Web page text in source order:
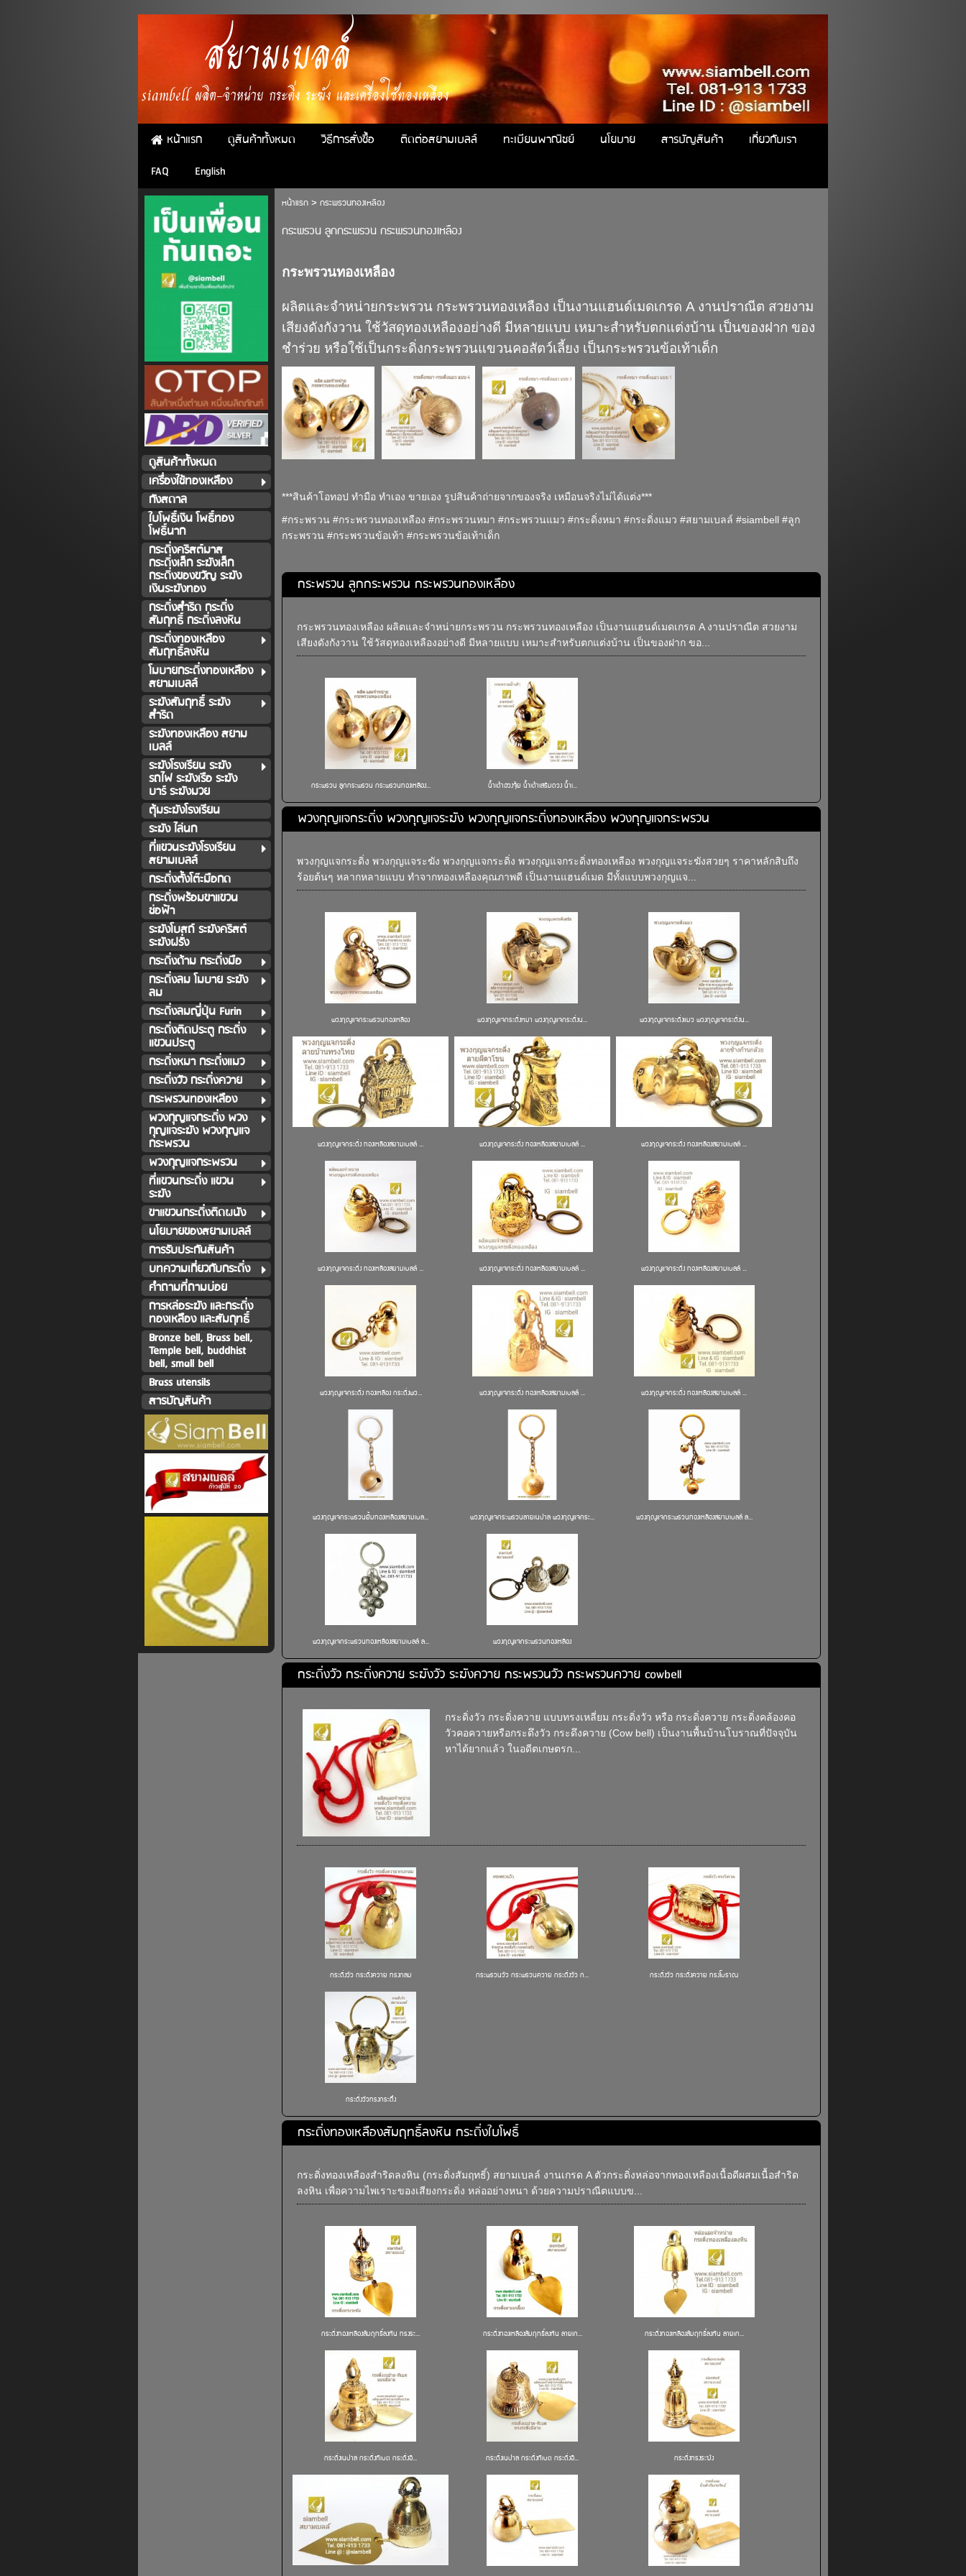
สยามเบลล์
siambell ผลิต-จำหน่าย กระดิ่ง ระฆัง และเครื่องใช้ทองเหลือง
หน้าแรก ดูสินค้าทั้งหมด วิธีการสั่งซื้อ ติดต่อสยามเบลล์ ทะเบียนพาณิชย์ นโยบาย สารบัญสินค้า
เกี่ยวกับเรา
FAQ
English
ดูสินค้าทั้งหมด
เครื่องใช้ทองเหลือง
กังสดาล
ใบโพธิ์เงิน โพธิ์ทอง
โพธิ์นาก
กระดิ่งคริสต์มาส
กระดิ่งเล็ก ระฆังเล็ก
กระดิ่งของขวัญ ระฆัง
เงินระฆังทอง
กระดิ่งสำริด กระดิ่ง
สัมฤทธิ์ กระดิ่งลงหิน
กระดิ่งทองเหลือง
สัมฤทธิ์ลงหิน
โมบายกระดิ่งทองเหลือง
สยามเบลล์
ระฆังสัมฤทธิ์ ระฆัง
สำริด
ระฆังทองเหลือง สยาม
เบลล์
ระฆังโรงเรียน ระฆัง
รถไฟ ระฆังเรือ ระฆัง
บาร์ ระฆังมวย
ตุ้มระฆังโรงเรียน
ระฆัง ไล่นก
ที่แขวนระฆังโรงเรียน
สยามเบลล์
กระดิ่งตั้งโต๊ะมือกด
กระดิ่งพร้อมขาแขวน
ช่อฟ้า
ระฆังโบสถ์ ระฆังคริสต์
ระฆังฝรั่ง
กระดิ่งด้าม กระดิ่งมือ
กระดิ่งลม โมบาย ระฆัง
ลม
กระดิ่งลมญี่ปุ่น Furin
กระดิ่งติดประตู กระดิ่ง
แขวนประตู
กระดิ่งหมา กระดิ่งแมว
กระดิ่งวัว กระดิ่งควาย
กระพรวนทองเหลือง
พวงกุญแจกระดิ่ง พวง
กุญแจระฆัง พวงกุญแจ
กระพรวน
พวงกุญแจกระพรวน
ที่แขวนกระดิ่ง แขวน
ระฆัง
ขาแขวนกระดิ่งติดผนัง
นโยบายของสยามเบลล์
การรับประกันสินค้า
บทความเกี่ยวกับกระดิ่ง
คำถามที่ถามบ่อย
การหล่อระฆัง และกระดิ่ง
ทองเหลืิอง และสัมฤทธิ์
Bronze bell, Brass bell,
Temple bell, buddhist
bell, small bell
Brass utensils
สารบัญสินค้า
หน้าแรก> กระพรวนทองเหลือง
กระพรวน ลูกกระพรวน กระพรวนทองเหลือง
กระพรวนทองเหลือง
ผลิตและจำหน่ายกระพรวน กระพรวนทองเหลือง เป็นงานแฮนด์เมดเกรด A งานปราณีต สวยงาม
เสียงดังกังวาน ใช้วัสดุทองเหลืองอย่างดี มีหลายแบบ เหมาะสำหรับตกแต่งบ้าน เป็นของฝาก ของ
ชำร่วย หรือใช้เป็นกระดิ่งกระพรวนแขวนคอสัตว์เลี้ยง เป็นกระพรวนข้อเท้าเด็ก
***สินค้าโอทอป ทำมือ ทำเอง ขายเอง รูปสินค้าถ่ายจากของจริง เหมือนจริงไม่ได้แต่ง***
#กระพรวน #กระพรวนทองเหลือง #กระพรวนหมา #กระพรวนแมว #กระดิ่งหมา #กระดิ่งแมว #สยามเบลล์ #siambell #ลูก
กระพรวน #กระพรวนข้อเท้า #กระพรวนข้อเท้าเด็ก
กระพรวน ลูกกระพรวน กระพรวนทองเหลือง
กระพรวนทองเหลือง ผลิตและจำหน่ายกระพรวน กระพรวนทองเหลือง เป็นงานแฮนด์เมดเกรด A งานปราณีต สวยงาม
เสียงดังกังวาน ใช้วัสดุทองเหลืองอย่างดี มีหลายแบบ เหมาะสำหรับตกแต่งบ้าน เป็นของฝาก ขอ...
กระพรวน ลูกกระพรวน กระพรวนทองเหลือง... น้ำเต้าฮวงจุ้ย น้ำเต้าเสริมดวง น้ำเ...
พวงกุญแจกระดิ่ง พวงกุญแจระฆัง พวงกุญแจกระดิ่งทองเหลือง พวงกุญแจกระพรวน
พวงกุญแจกระดิ่ง พวงกุญแจระฆัง พวงกุญแจกระดิ่ง พวงกุญแจกระดิ่งทองเหลือง พวงกุญแจระฆังสวยๆ ราคาหลักสิบถึง
ร้อยต้นๆ หลากหลายแบบ ทำจากทองเหลืองคุณภาพดี เป็นงานแฮนด์เมด มีทั้งแบบพวงกุญแจ...
พวงกุญแจกระพรวนทองเหลือง พวงกุญแจกระดิ่งหมา พวงกุญแจกระดิ่งน... พวงกุญแจกระดิ่งแมว พวงกุญแจกระดิ่งน...
พวงกุญแจกระดิ่ง ทองเหลืองสยามเบลล์ ... พวงกุญแจกระดิ่ง ทองเหลืองสยามเบลล์ ... พวงกุญแจกระดิ่ง ทองเหลืองสยามเบลล์ ...
พวงกุญแจกระดิ่ง ทองเหลืองสยามเบลล์ ... พวงกุญแจกระดิ่ง ทองเหลืองสยามเบลล์ ... พวงกุญแจกระดิ่ง ทองเหลืองสยามเบลล์ ...
พวงกุญแจกระดิ่ง ทองเหลือง กระดิ่งพว... พวงกุญแจกระดิ่ง ทองเหลืองสยามเบลล์ ... พวงกุญแจกระดิ่ง ทองเหลืองสยามเบลล์ ...
พวงกุญแจกระพรวนยิ้มทองเหลืองสยามเบล... พวงกุญแจกระพรวนลายเนปาล พวงกุญแจกระ... พวงกุญแจกระพรวนทองเหลืองสยามเบลล์ ล...
พวงกุญแจกระพรวนทองเหลืองสยามเบลล์ ล... พวงกุญแจกระพรวนทองเหลือง
กระดิ่งวัว กระดิ่งควาย ระฆังวัว ระฆังควาย กระพรวนวัว กระพรวนควาย cowbell
กระดิ่งวัว กระดิ่งควาย แบบทรงเหลี่ยม กระดิ่งวัว หรือ กระดิ่งควาย กระดิ่งคล้องคอ
วัวคอควายหรือกระดึงวัว กระดึงควาย (Cow bell) เป็นงานพื้นบ้านโบราณที่ปัจจุบัน
หาได้ยากแล้ว ในอดีตเกษตรก...
กระดิ่งวัว กระดิ่งควาย ทรงกลม กระพรวนวัว กระพรวนควาย กระดิ่งวัว ก... กระดิ่งวัว กระดิ่งควาย ทรงโบราณ
กระดิ่งวัวทรงกระดึง
กระดิ่งทองเหลืองสัมฤทธิ์ลงหิน กระดิ่งใบโพธิ์
กระดิ่งทองเหลืองสำริดลงหิน (กระดิ่งสัมฤทธิ์) สยามเบลล์ งานเกรด A ตัวกระดิ่งหล่อจากทองเหลืองเนื้อดีผสมเนื้อสำริด
ลงหิน เพื่อความไพเราะของเสียงกระดิ่ง หล่ออย่างหนา ด้วยความปราณีตแบบข...
กระดิ่งทองเหลืองสัมฤทธิ์ลงหิน ทรงระ... กระดิ่งทองเหลืองสัมฤทธิ์ลงหิน ลายเก... กระดิ่งทองเหลืองสัมฤทธิ์ลงหิน ลายเก...
กระดิ่งเนปาล กระดิ่งทิเบต กระดิ่งอิ... กระดิ่งเนปาล กระดิ่งทิเบต กระดิ่งอิ... กระดิ่งทรงระฆัง